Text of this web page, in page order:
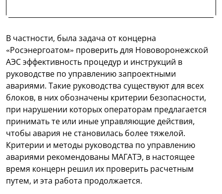
В частности, была задача от концерна
«Росэнергоатом» проверить для Нововоронежской
АЭС эффективность процедур и инструкций в
руководстве по управлению запроектными
авариями. Такие руководства существуют для всех
блоков, в них обозначены критерии безопасности,
при нарушении которых операторам предлагается
принимать те или иные управляющие действия,
чтобы авария не становилась более тяжелой.
Критерии и методы руководства по управлению
авариями рекомендованы МАГАТЭ, в настоящее
время концерн решил их проверить расчетным
путем, и эта работа продолжается.